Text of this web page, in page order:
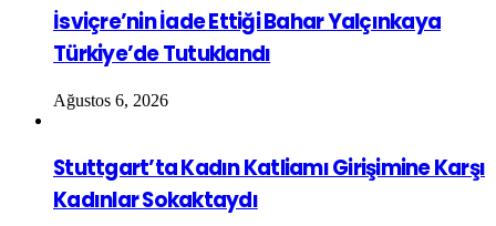
İsviçre’nin İade Ettiği Bahar Yalçınkaya
Türkiye’de Tutuklandı
Ağustos 6, 2026
Stuttgart’ta Kadın Katliamı Girişimine Karşı
Kadınlar Sokaktaydı